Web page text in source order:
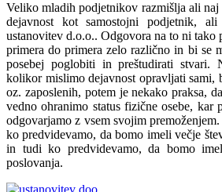
Veliko mladih podjetnikov razmišlja ali
dejavnost kot samostojni podjetnik,
ustanovitev d.o.o.. Odgovora na to ni tako
primera do primera zelo različno in bi se
posebej poglobiti in preštudirati stvari.
kolikor mislimo dejavnost opravljati sami,
oz. zaposlenih, potem je nekako praksa,
vedno ohranimo status fizične osebe, kar
odgovarjamo z vsem svojim
ko predvidevamo, da bomo imeli večje
in tudi ko predvidevamo, da bomo
poslovanja.